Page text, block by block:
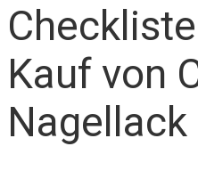
Kauf von
Nagellack